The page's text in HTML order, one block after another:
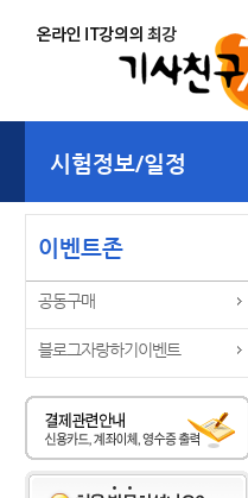
시험정보/일정
이벤트존
공동구매
블로그자랑하기이벤트